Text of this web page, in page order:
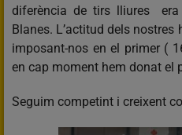
diferència de tirs lliures
Blanes. L’actitud dels
imposant-nos en el primer (
en cap moment hem donat el
Seguim competint i creixent